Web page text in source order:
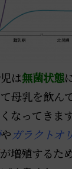
は無菌状態
母乳を飲ん
なってきま
やガラクトオ
が増殖するた